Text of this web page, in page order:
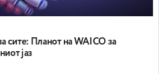
сите: Планот на WAICO за
јаз